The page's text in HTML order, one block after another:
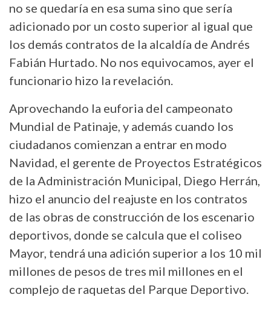
no se quedaría en esa suma sino que sería
adicionado por un costo superior al igual que
los demás contratos de la alcaldía de Andrés
Fabián Hurtado. No nos equivocamos, ayer el
funcionario hizo la revelación.
Aprovechando la euforia del campeonato
Mundial de Patinaje, y además cuando los
ciudadanos comienzan a entrar en modo
Navidad, el gerente de Proyectos Estratégicos
de la Administración Municipal, Diego Herrán,
hizo el anuncio del reajuste en los contratos
de las obras de construcción de los escenario
deportivos, donde se calcula que el coliseo
Mayor, tendrá una adición superior a los 10 mil
millones de pesos de tres mil millones en el
complejo de raquetas del Parque Deportivo.